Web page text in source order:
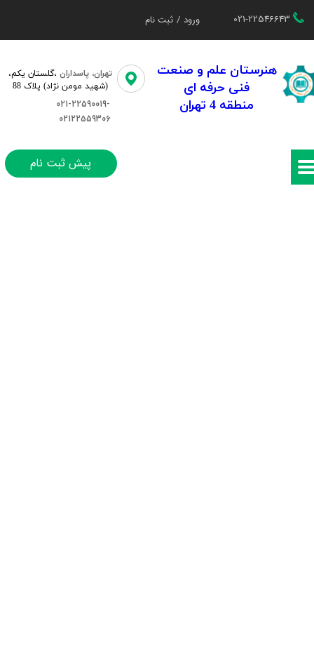
021-22546643 ورود / ثبت نام
تغییر گذر واژه
سفارشات
هنرستان علم و صنعت
فنی حرفه ای
منطقه 4 تهران
تهران، پاسداران ،گلستان یکم،​​
(شهید مومن نژاد) پلاک 88
021-22590019-
02122559306
پیش ثبت نام